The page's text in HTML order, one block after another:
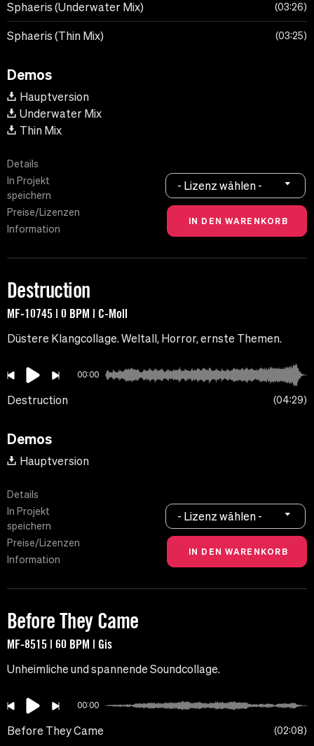
Sphaeris (Underwater Mix) 03:26
Sphaeris (Thin Mix) 03:25
Demos
Hauptversion
Underwater Mix
Thin Mix
Details
In Projekt
speichern
Preise/Lizenzen
Information
- Lizenz wählen -
Destruction
MF-10745 | 0 BPM | C-Moll
Düstere Klangcollage. Weltall, Horror, ernste Themen.
00:00
Destruction 04:29
Demos
Hauptversion
Details
In Projekt
speichern
Preise/Lizenzen
Information
- Lizenz wählen -
Before They Came
MF-8515 | 60 BPM | Gis
Unheimliche und spannende Soundcollage.
00:00
Before They Came 02:08